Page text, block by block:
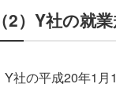
（2）Y社の就
Y社の平成20年1月